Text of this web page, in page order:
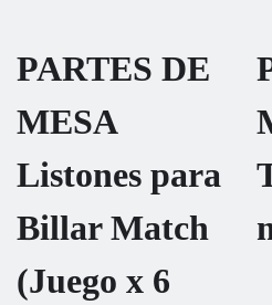
PARTES DE
MESA
Listones para
Billar Match
(Juego x 6